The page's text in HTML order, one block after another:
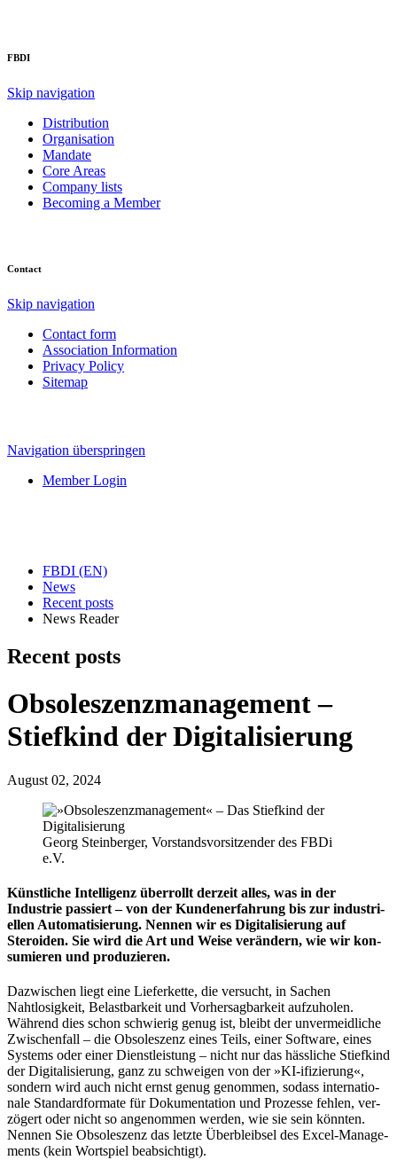
FBDI
Skip navigation
Distribution
Organisation
Mandate
Core Areas
Company lists
Becoming a Member
Contact
Skip navigation
Contact form
Association Information
Privacy Policy
Sitemap
Navigation überspringen
Member Login
FBDI (EN)
News
Recent posts
News Reader
Recent posts
Obsoleszenz­mana­gement –
Stiefkind der Digi­ta­li­sie­rung
August 02, 2024
Georg Steinberger, Vorstandsvorsitzender des FBDi
e.V.
Künstliche Intelligenz überrollt der­zeit alles, was in der
Industrie pas­siert – von der Kun­den­er­fahrung bis zur in­dus­tri­
ellen Auto­ma­ti­sie­rung. Nennen wir es Digitali­sie­rung auf
Steroiden. Sie wird die Art und Weise ver­än­dern, wie wir kon­
su­mieren und produzieren.
Dazwischen liegt eine Lieferkette, die versucht, in Sachen
Nahtlosigkeit, Belastbarkeit und Vorher­sag­bar­keit aufzuholen.
Während dies schon schwierig genug ist, bleibt der un­ver­meid­li­che
Zwischen­fall – die Obsoleszenz eines Teils, einer Soft­ware, eines
Systems oder einer Dienst­leistung – nicht nur das häss­liche Stief­kind
der Digi­ta­li­sie­rung, ganz zu schweigen von der »KI-ifizierung«,
sondern wird auch nicht ernst genug genommen, sodass interna­tio­
nale Standard­formate für Do­ku­men­tation und Pro­zes­se fehlen, ver­
zögert oder nicht so an­ge­nom­men werden, wie sie sein könnten.
Nennen Sie Ob­so­les­zenz das letzte Über­bleib­sel des Excel-Mana­ge­
ments (kein Wortspiel beabsichtigt).